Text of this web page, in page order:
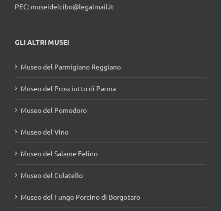
PEC: museidelcibo@legalmail.it
GLI ALTRI MUSEI
Museo del Parmigiano Reggiano
Museo del Prosciutto di Parma
Museo del Pomodoro
Museo del Vino
Museo del Salame Felino
Museo del Culatello
Museo del Fungo Porcino di Borgotaro